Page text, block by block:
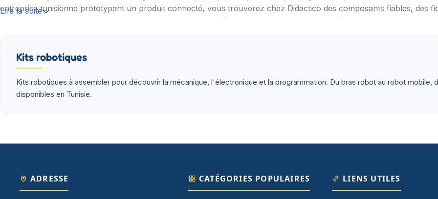
entreprise tunisienne prototypant un produit connecté, vous trouverez chez Didactico des composants fiables, des
Nos catégories couvrent l'essentiel : cartes programmables (Arduino, Raspberry Pi, ESP32), capteurs et modules
Lire la suite
Kits robotiques
Kits robotiques à assembler pour découvrir la mécanique, l'électronique et la programmation. Du bras robot au robot mobile,
disponibles en Tunisie.
ADRESSE CATÉGORIES POPULAIRES LIENS UTILES